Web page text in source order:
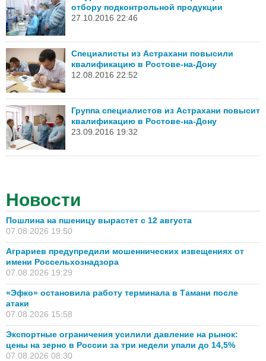
отбору подконтрольной продукции
27.10.2016 22:46
Специалисты из Астрахани повысили
квалификацию в Ростове-на-Дону
12.08.2016 22:52
Группа специалистов из Астрахани повысит
квалификацию в Ростове-на-Дону
23.09.2016 19:32
Новости
Пошлина на пшеницу вырастет с 12 августа
07.08.2026 19:50
Аграриев предупредили мошеннических извещениях от
имени Россельхознадзора
07.08.2026 19:29
«Эфко» остановила работу терминала в Тамани после
атаки
07.08.2026 15:58
Экспортные ограничения усилили давление на рынок:
цены на зерно в России за три недели упали до 14,5%
07.08.2026 08:30